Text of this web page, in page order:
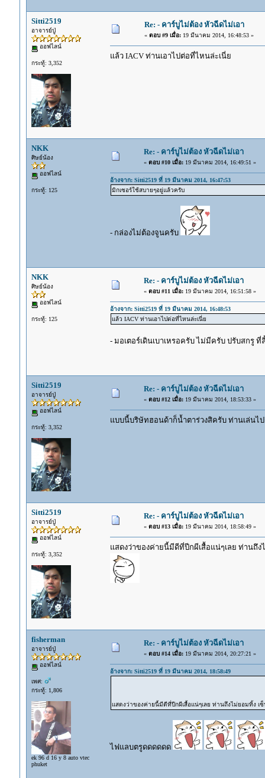
Sitti2519
อาจารย์ปู่
ออฟไลน์
กระทู้: 3,352
Re: - คาร์บูไม่ต้อง หัวฉีดไม่เอา
« ตอบ #9 เมื่อ:19 มีนาคม 2014, 16:48:53 »
แล้ว IACV ท่านเอาไปต่อที่ไหนล่ะเนี่ย
NKK
ศิษย์น้อง
ออฟไลน์
กระทู้: 125
Re: - คาร์บูไม่ต้อง หัวฉีดไม่เอา
« ตอบ #10 เมื่อ:19 มีนาคม 2014, 16:49:51 »
อ้างจาก: Sitti2519 ที่ 19 มีนาคม 2014, 16:47:53
มิกเซอร์ใช้สบายๆอยู่แล้วครับ
- กล่องไม่ต้องจูนครับ
NKK
ศิษย์น้อง
ออฟไลน์
กระทู้: 125
Re: - คาร์บูไม่ต้อง หัวฉีดไม่เอา
« ตอบ #11 เมื่อ:19 มีนาคม 2014, 16:51:58 »
อ้างจาก: Sitti2519 ที่ 19 มีนาคม 2014, 16:48:53
แล้ว IACV ท่านเอาไปต่อที่ไหนล่ะเนี่ย
- มอเตอร์เดินเบาเหรอครับ ไม่มีครับ ปรับสกรู ที่
Sitti2519
อาจารย์ปู่
ออฟไลน์
กระทู้: 3,352
Re: - คาร์บูไม่ต้อง หัวฉีดไม่เอา
« ตอบ #12 เมื่อ:19 มีนาคม 2014, 18:53:33 »
แบบนี้บริษัทฮอนด้าก็น้ำตาร่วงสิครับ ท่านเล่นไ
Sitti2519
อาจารย์ปู่
ออฟไลน์
กระทู้: 3,352
Re: - คาร์บูไม่ต้อง หัวฉีดไม่เอา
« ตอบ #13 เมื่อ:19 มีนาคม 2014, 18:58:49 »
แสดงว่าของค่ายนี้มีดีที่ปีกผีเสื้อแน่ๆเลย ท่านถึ
fisherman
อาจารย์ปู่
ออฟไลน์
เพศ:
กระทู้: 1,806
ek 96 d 16 y 8 auto vtec
phuket
Re: - คาร์บูไม่ต้อง หัวฉีดไม่เอา
« ตอบ #14 เมื่อ:19 มีนาคม 2014, 20:27:21 »
อ้างจาก: Sitti2519 ที่ 19 มีนาคม 2014, 18:58:49
แสดงว่าของค่ายนี้มีดีที่ปีกผีเสื้อแน่ๆเลย ท่านถึงไม่ยอมทิ้ง เ
ไฟแลบตรูดดดดดด